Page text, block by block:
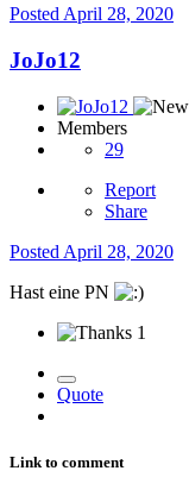
Posted April 28, 2020
JoJo12
Members
29
Report
Share
Posted April 28, 2020
Hast eine PN
1
Quote
Link to comment